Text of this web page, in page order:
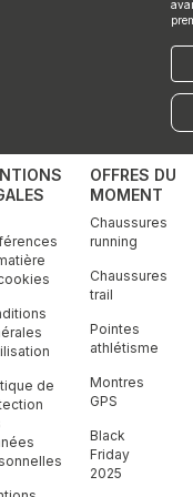
de
OFFRES DU
MOMENT
Chaussures
running
Chaussures
trail
Pointes
athlétisme
Montres
GPS
Black
Friday
2025